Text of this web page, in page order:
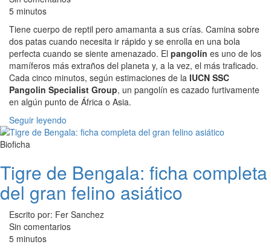
5 minutos
Tiene cuerpo de reptil pero amamanta a sus crías. Camina sobre
dos patas cuando necesita ir rápido y se enrolla en una bola
perfecta cuando se siente amenazado. El pangolín es uno de los
mamíferos más extraños del planeta y, a la vez, el más traficado.
Cada cinco minutos, según estimaciones de la IUCN SSC
Pangolin Specialist Group, un pangolín es cazado furtivamente
en algún punto de África o Asia.
Seguir leyendo
Bioficha
Tigre de Bengala: ficha completa
del gran felino asiático
Escrito por: Fer Sanchez
Sin comentarios
5 minutos